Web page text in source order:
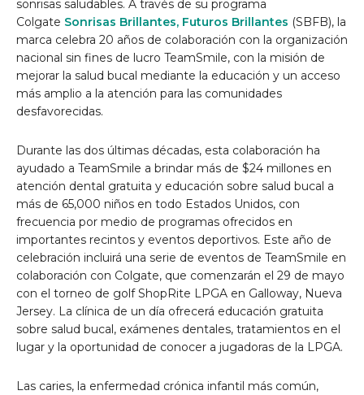
sonrisas saludables. A través de su programa
Colgate Sonrisas Brillantes, Futuros Brillantes (SBFB), la
marca celebra 20 años de colaboración con la organización
nacional sin fines de lucro TeamSmile, con la misión de
mejorar la salud bucal mediante la educación y un acceso
más amplio a la atención para las comunidades
desfavorecidas.
Durante las dos últimas décadas, esta colaboración ha
ayudado a TeamSmile a brindar más de $24 millones en
atención dental gratuita y educación sobre salud bucal a
más de 65,000 niños en todo Estados Unidos, con
frecuencia por medio de programas ofrecidos en
importantes recintos y eventos deportivos. Este año de
celebración incluirá una serie de eventos de TeamSmile en
colaboración con Colgate, que comenzarán el 29 de mayo
con el torneo de golf ShopRite LPGA en Galloway, Nueva
Jersey. La clínica de un día ofrecerá educación gratuita
sobre salud bucal, exámenes dentales, tratamientos en el
lugar y la oportunidad de conocer a jugadoras de la LPGA.
Las caries, la enfermedad crónica infantil más común,